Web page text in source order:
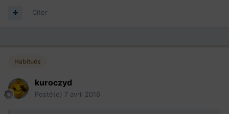
Citer
Habitués
kuroczyd
Posté(e) 7 avril 2016